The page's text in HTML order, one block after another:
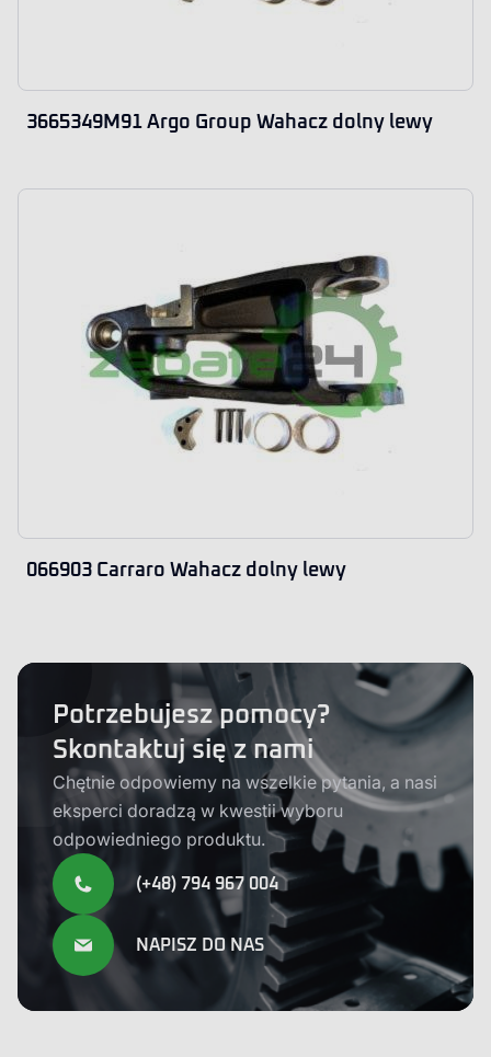
3665349M91 Argo Group Wahacz dolny lewy
066903 Carraro Wahacz dolny lewy
Potrzebujesz pomocy?
Skontaktuj się z nami
Chętnie odpowiemy na wszelkie pytania, a nasi
eksperci doradzą w kwestii wyboru
odpowiedniego produktu.
(+48) 794 967 004
NAPISZ DO NAS